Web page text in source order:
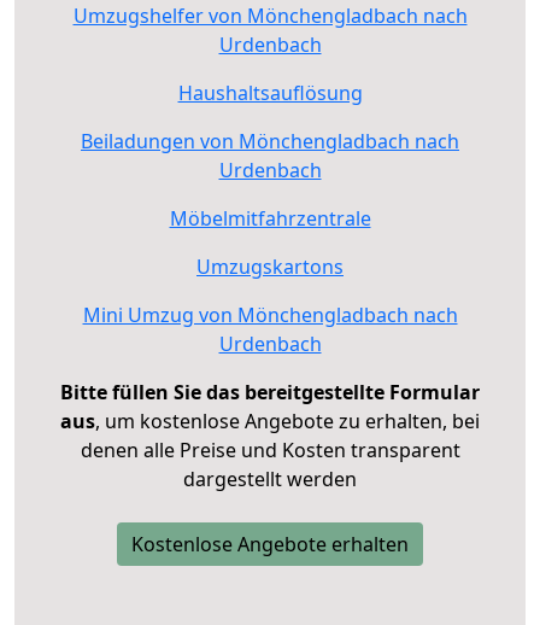
Umzugshelfer von Mönchengladbach nach
Urdenbach
Haushaltsauflösung
Beiladungen von Mönchengladbach nach
Urdenbach
Möbelmitfahrzentrale
Umzugskartons
Mini Umzug von Mönchengladbach nach
Urdenbach
Bitte füllen Sie das bereitgestellte Formular
aus, um kostenlose Angebote zu erhalten, bei
denen alle Preise und Kosten transparent
dargestellt werden
Kostenlose Angebote erhalten